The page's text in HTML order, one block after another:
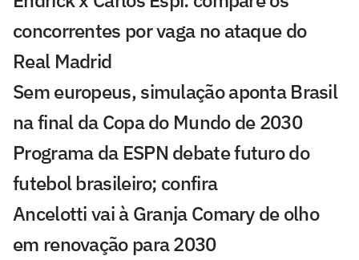
concorrentes por vaga no ataque do
Real Madrid
Sem europeus, simulação aponta Brasil
na final da Copa do Mundo de 2030
Programa da ESPN debate futuro do
futebol brasileiro; confira
Ancelotti vai à Granja Comary de olho
em renovação para 2030